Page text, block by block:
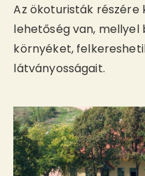
Az ökoturisták
lehetőség van,
környéket,
látványosságait.